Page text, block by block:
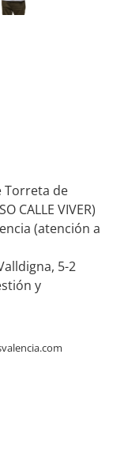
Torreta de
CALLE VIVER)
(atención a
5-2
y